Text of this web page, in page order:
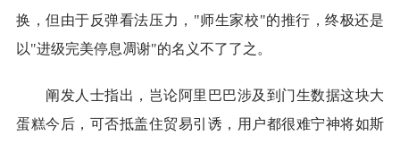
换，但由于反弹看法压力，"师生家校"的推行，终极还是
以"进级完美停息凋谢"的名义不了了之。
阐发人士指出，岂论阿里巴巴涉及到门生数据这块大
蛋糕今后，可否抵盖住贸易引诱，用户都很难宁神将如斯